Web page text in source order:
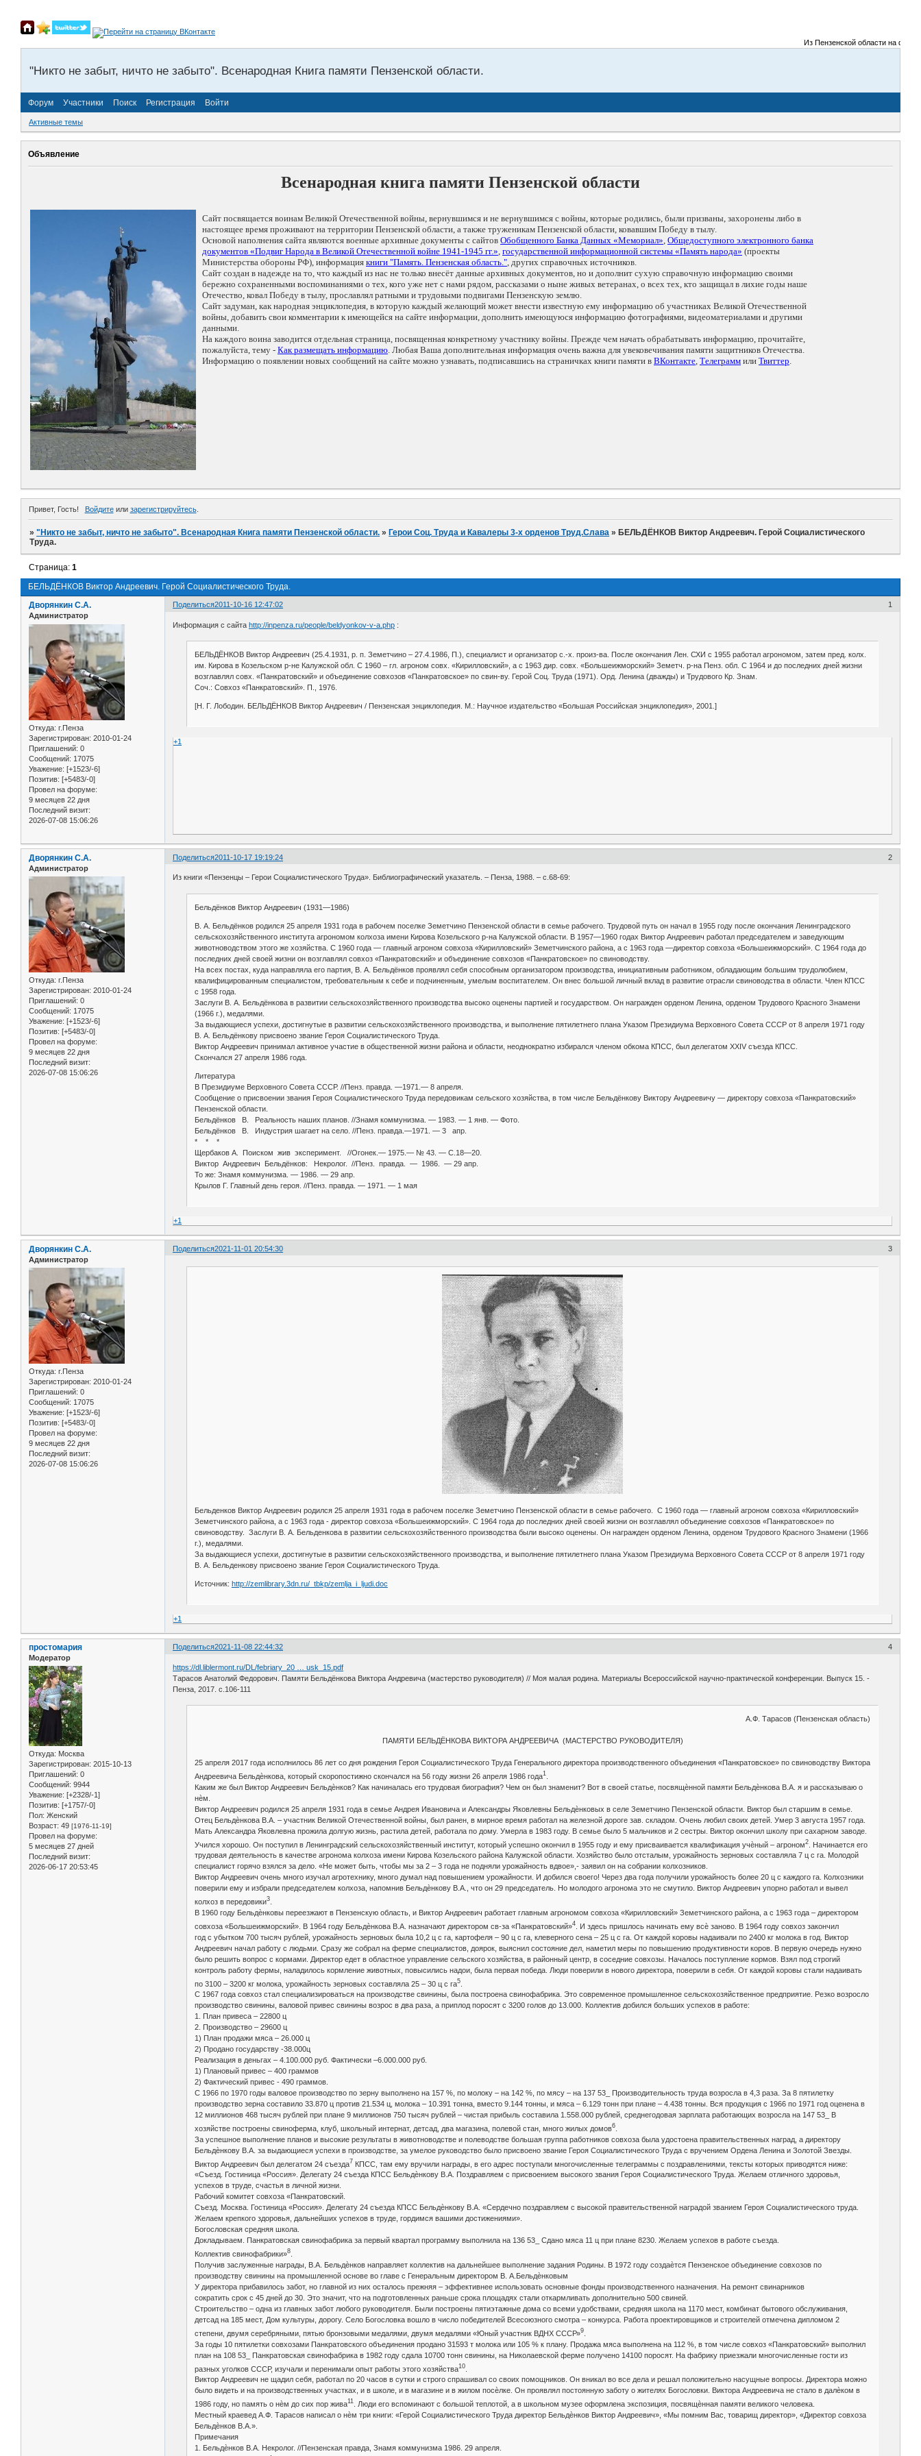
Из Пензенской области на фронты
"Никто не забыт, ничто не забыто". Всенародная Книга памяти Пензенской области.
Форум Участники Поиск Регистрация Войти
Активные темы
Объявление
Всенародная книга памяти Пензенской области
Сайт посвящается воинам Великой Отечественной войны, вернувшимся и не вернувшимся с войны, которые родились, были призваны, захоронены либо в
настоящее время проживают на территории Пензенской области, а также труженикам Пензенской области, ковавшим Победу в тылу.
Основой наполнения сайта являются военные архивные документы с сайтов Обобщенного Банка Данных «Мемориал», Общедоступного электронного банка
документов «Подвиг Народа в Великой Отечественной войне 1941-1945 гг.», государственной информационной системы «Память народа» (проекты
Министерства обороны РФ), информация книги "Память. Пензенская область.", других справочных источников.
Сайт создан в надежде на то, что каждый из нас не только внесёт данные архивных документов, но и дополнит сухую справочную информацию своими
бережно сохраненными воспоминаниями о тех, кого уже нет с нами рядом, рассказами о ныне живых ветеранах, о всех тех, кто защищал в лихие годы наше
Отечество, ковал Победу в тылу, прославлял ратными и трудовыми подвигами Пензенскую землю.
Сайт задуман, как народная энциклопедия, в которую каждый желающий может внести известную ему информацию об участниках Великой Отечественной
войны, добавить свои комментарии к имеющейся на сайте информации, дополнить имеющуюся информацию фотографиями, видеоматериалами и другими
данными.
На каждого воина заводится отдельная страница, посвященная конкретному участнику войны. Прежде чем начать обрабатывать информацию, прочитайте,
пожалуйста, тему - Как размещать информацию. Любая Ваша дополнительная информация очень важна для увековечивания памяти защитников Отечества.
Информацию о появлении новых сообщений на сайте можно узнавать, подписавшись на страничках книги памяти в ВКонтакте, Телеграмм или Твиттер.
Привет, Гость! Войдитеили зарегистрируйтесь.
»"Никто не забыт, ничто не забыто". Всенародная Книга памяти Пензенской области. » Герои Соц. Труда и Кавалеры 3-х орденов Труд.Слава » БЕЛЬДЁНКОВ Виктор Андреевич. Герой Социалистического
Труда.
БЕЛЬДЁНКОВ Виктор Андреевич. Герой Социалистического Труда.
Страница:1
Поделиться 1
2011-10-16 12:47:02
Дворянкин С.А.
Администратор
Откуда: г.Пенза
Зарегистрирован: 2010-01-24
Приглашений: 0
Сообщений: 17075
Уважение: [+1523/-6]
Позитив: [+5483/-0]
Провел на форуме:
9 месяцев 22 дня
Последний визит:
2026-07-08 15:06:26
Информация с сайтаhttp://inpenza.ru/people/beldyonkov-v-a.php :
БЕЛЬДЁНКОВ Виктор Андреевич (25.4.1931, р. п. Земетчино – 27.4.1986, П.), специалист и организатор с.-х. произ-ва. После окончания Лен. СХИ с 1955 работал агрономом, затем пред. колх.
им. Кирова в Козельском р-не Калужской обл. С 1960 – гл. агроном совх. «Кирилловский», а с 1963 дир. совх. «Большеижморский» Земетч. р-на Пенз. обл. С 1964 и до последних дней жизни
возглавлял совх. «Панкратовский» и объединение совхозов «Панкратовское» по свин-ву. Герой Соц. Труда (1971). Орд. Ленина (дважды) и Трудового Кр. Знам.
Соч.: Совхоз «Панкратовский». П., 1976.
[Н. Г. Лободин. БЕЛЬДЁНКОВ Виктор Андреевич / Пензенская энциклопедия. М.: Научное издательство «Большая Российская энциклопедия», 2001.]
+1
Поделиться 2
2011-10-17 19:19:24
Дворянкин С.А.
Администратор
Откуда: г.Пенза
Зарегистрирован: 2010-01-24
Приглашений: 0
Сообщений: 17075
Уважение: [+1523/-6]
Позитив: [+5483/-0]
Провел на форуме:
9 месяцев 22 дня
Последний визит:
2026-07-08 15:06:26
Из книги «Пензенцы – Герои Социалистического Труда». Библиографический указатель. – Пенза, 1988. – с.68-69:
Бельдёнков Виктор Андреевич (1931—1986)
В. А. Бельдёнков родился 25 апреля 1931 года в рабочем поселке Земетчино Пензенской области в семье рабочего. Трудовой путь он начал в 1955 году после окончания Ленинградского
сельскохозяйственного института агрономом колхоза имени Кирова Козельского р-на Калужской области. В 1957—1960 годах Виктор Андреевич работал председателем и заведующим
животноводством этого же хозяйства. С 1960 года — главный агроном совхоза «Кирилловский» Земетчинского района, а с 1963 года —директор совхоза «Большеижморский». С 1964 года до
последних дней своей жизни он возглавлял совхоз «Панкратовский» и объединение совхозов «Панкратовское» по свиноводству.
На всех постах, куда направляла его партия, В. А. Бельдёнков проявлял себя способным организатором производства, инициативным работником, обладающим большим трудолюбием,
квалифицированным специалистом, требовательным к себе и подчиненным, умелым воспитателем. Он внес большой личный вклад в развитие отрасли свиноводства в области. Член КПСС
с 1958 года.
Заслуги В. А. Бельдёнкова в развитии сельскохозяйственного производства высоко оценены партией и государством. Он награжден орденом Ленина, орденом Трудового Красного Знамени
(1966 г.), медалями.
За выдающиеся успехи, достигнутые в развитии сельскохозяйственного производства, и выполнение пятилетнего плана Указом Президиума Верховного Совета СССР от 8 апреля 1971 году
В. А. Бельдёнкову присвоено звание Героя Социалистического Труда.
Виктор Андреевич принимал активное участие в общественной жизни района и области, неоднократно избирался членом обкома КПСС, был делегатом XXIV съезда КПСС.
Скончался 27 апреля 1986 года.
Литература
В Президиуме Верховного Совета СССР. //Пенз. правда. —1971.— 8 апреля.
Сообщение о присвоении звания Героя Социалистического Труда передовикам сельского хозяйства, в том числе Бельдёнкову Виктору Андреевичу — директору совхоза «Панкратовский»
Пензенской области.
Бельдёнков В. Реальность наших планов. //Знамя коммунизма. — 1983. — 1 янв. — Фото.
Бельдёнков В. Индустрия шагает на село. //Пенз. правда.—1971. — 3 апр.
* * *
Щербаков А. Поиском жив эксперимент. //Огонек.— 1975.— № 43. — С.18—20.
Виктор Андреевич Бельдёнков: Некролог. //Пенз. правда. — 1986. — 29 апр.
То же: Знамя коммунизма. — 1986. — 29 апр.
Крылов Г. Главный день героя. //Пенз. правда. — 1971. — 1 мая
+1
Поделиться 3
2021-11-01 20:54:30
Дворянкин С.А.
Администратор
Откуда: г.Пенза
Зарегистрирован: 2010-01-24
Приглашений: 0
Сообщений: 17075
Уважение: [+1523/-6]
Позитив: [+5483/-0]
Провел на форуме:
9 месяцев 22 дня
Последний визит:
2026-07-08 15:06:26
Бельденков Виктор Андреевич родился 25 апреля 1931 года в рабочем поселке Земетчино Пензенской области в семье рабочего. С 1960 года — главный агроном совхоза «Кирилловский»
Земетчинского района, а с 1963 года - директор совхоза «Большеижморский». С 1964 года до последних дней своей жизни он возглавлял объединение совхозов «Панкратовское» по
свиноводству. Заслуги В. А. Бельденкова в развитии сельскохозяйственного производства были высоко оценены. Он награжден орденом Ленина, орденом Трудового Красного Знамени (1966
г.), медалями.
За выдающиеся успехи, достигнутые в развитии сельскохозяйственного производства, и выполнение пятилетнего плана Указом Президиума Верховного Совета СССР от 8 апреля 1971 году
В. А. Бельденкову присвоено звание Героя Социалистического Труда.
Источник: http://zemlibrary.3dn.ru/_tbkp/zemlja_i_ljudi.doc
+1
Поделиться 4
2021-11-08 22:44:32
простомария
Модератор
Откуда: Москва
Зарегистрирован: 2015-10-13
Приглашений: 0
Сообщений: 9944
Уважение: [+2328/-1]
Позитив: [+1757/-0]
Пол: Женский
Возраст: 49 [1976-11-19]
Провел на форуме:
5 месяцев 27 дней
Последний визит:
2026-06-17 20:53:45
https://dl.liblermont.ru/DL/febriary_20 … usk_15.pdf
Тарасов Анатолий Федорович. Памяти Бельдёнкова Виктора Андревича (мастерство руководителя) // Моя малая родина. Материалы Всероссийской научно-практической конференции. Выпуск 15. -
Пенза, 2017. с.106-111
А.Ф. Тарасов (Пензенская область)
ПАМЯТИ БЕЛЬДЁНКОВА ВИКТОРА АНДРЕЕВИЧА (МАСТЕРСТВО РУКОВОДИТЕЛЯ)
25 апреля 2017 года исполнилось 86 лет со дня рождения Героя Социалистического Труда Генерального директора производственного объединения «Панкратовское» по свиноводству Виктора
Андреевича Бельдѐнкова, который скоропостижно скончался на 56 году жизни 26 апреля 1986 года1.
Каким же был Виктор Андреевич Бельдѐнков? Как начиналась его трудовая биография? Чем он был знаменит? Вот в своей статье, посвящѐнной памяти Бельдѐнкова В.А. я и рассказываю о
нѐм.
Виктор Андреевич родился 25 апреля 1931 года в семье Андрея Ивановича и Александры Яковлевны Бельдѐнковых в селе Земетчино Пензенской области. Виктор был старшим в семье.
Отец Бельдѐнкова В.А. – участник Великой Отечественной войны, был ранен, в мирное время работал на железной дороге зав. складом. Очень любил своих детей. Умер 3 августа 1957 года.
Мать Александра Яковлевна прожила долгую жизнь, растила детей, работала по дому. Умерла в 1983 году. В семье было 5 мальчиков и 2 сестры. Виктор окончил школу при сахарном заводе.
Учился хорошо. Он поступил в Ленинградский сельскохозяйственный институт, который успешно окончил в 1955 году и ему присваивается квалификация учѐный – агроном2. Начинается его
трудовая деятельность в качестве агронома колхоза имени Кирова Козельского района Калужской области. Хозяйство было отсталым, урожайность зерновых составляла 7 ц с га. Молодой
специалист горячо взялся за дело. «Не может быть, чтобы мы за 2 – 3 года не подняли урожайность вдвое»,- заявил он на собрании колхозников.
Виктор Андреевич очень много изучал агротехнику, много думал над повышением урожайности. И добился своего! Через два года получили урожайность более 20 ц с каждого га. Колхозники
поверили ему и избрали председателем колхоза, напомнив Бельдѐнкову В.А., что он 29 председатель. Но молодого агронома это не смутило. Виктор Андреевич упорно работал и вывел
колхоз в передовики3.
В 1960 году Бельдѐнковы переезжают в Пензенскую область, и Виктор Андреевич работает главным агрономом совхоза «Кирилловский» Земетчинского района, а с 1963 года – директором
совхоза «Большеижморский». В 1964 году Бельдѐнкова В.А. назначают директором св-за «Панкратовский»4. И здесь пришлось начинать ему всѐ заново. В 1964 году совхоз закончил
год с убытком 700 тысяч рублей, урожайность зерновых была 10,2 ц с га, картофеля – 90 ц с га, клеверного сена – 25 ц с га. От каждой коровы надаивали по 2400 кг молока в год. Виктор
Андреевич начал работу с людьми. Сразу же собрал на ферме специалистов, доярок, выяснил состояние дел, наметил меры по повышению продуктивности коров. В первую очередь нужно
было решить вопрос с кормами. Директор едет в областное управление сельского хозяйства, в районный центр, в соседние совхозы. Началось поступление кормов. Взял под строгий
контроль работу фермы, наладилось кормление животных, повысились надои, была первая победа. Люди поверили в нового директора, поверили в себя. От каждой коровы стали надаивать
по 3100 – 3200 кг молока, урожайность зерновых составляла 25 – 30 ц с га5.
С 1967 года совхоз стал специализироваться на производстве свинины, была построена свинофабрика. Это современное промышленное сельскохозяйственное предприятие. Резко возросло
производство свинины, валовой привес свинины возрос в два раза, а приплод поросят с 3200 голов до 13.000. Коллектив добился больших успехов в работе:
1. План привеса – 22800 ц
2. Производство – 29600 ц
1) План продажи мяса – 26.000 ц
2) Продано государству -38.000ц
Реализация в деньгах – 4.100.000 руб. Фактически –6.000.000 руб.
1) Плановый привес – 400 граммов
2) Фактический привес - 490 граммов.
С 1966 по 1970 годы валовое производство по зерну выполнено на 157 %, по молоку – на 142 %, по мясу – на 137 53_ Производительность труда возросла в 4,3 раза. За 8 пятилетку
производство зерна составило 33.870 ц против 21.534 ц, молока – 10.391 тонна, вместо 9.144 тонны, и мяса – 6.129 тонн при плане – 4.438 тонны. Вся продукция с 1966 по 1971 год оценена в
12 миллионов 468 тысяч рублей при плане 9 миллионов 750 тысяч рублей – чистая прибыль составила 1.558.000 рублей, среднегодовая зарплата работающих возросла на 147 53_ В
хозяйстве построены свиноферма, клуб, школьный интернат, детсад, два магазина, полевой стан, много жилых домов6.
За успешное выполнение планов и высокие результаты в животноводстве и полеводстве большая группа работников совхоза была удостоена правительственных наград, а директору
Бельдѐнкову В.А. за выдающиеся успехи в производстве, за умелое руководство было присвоено звание Героя Социалистического Труда с вручением Ордена Ленина и Золотой Звезды.
Виктор Андреевич был делегатом 24 съезда7 КПСС, там ему вручили награды, в его адрес поступали многочисленные телеграммы с поздравлениями, тексты которых приводятся ниже:
«Съезд. Гостиница «Россия». Делегату 24 съезда КПСС Бельдѐнкову В.А. Поздравляем с присвоением высокого звания Героя Социалистического Труда. Желаем отличного здоровья,
успехов в труде, счастья в личной жизни.
Рабочий комитет совхоза «Панкратовский.
Съезд. Москва. Гостиница «Россия». Делегату 24 съезда КПСС Бельдѐнкову В.А. «Сердечно поздравляем с высокой правительственной наградой званием Героя Социалистического труда.
Желаем крепкого здоровья, дальнейших успехов в труде, гордимся вашими достижениями».
Богословская средняя школа.
Докладываем. Панкратовская свинофабрика за первый квартал программу выполнила на 136 53_ Сдано мяса 11 ц при плане 8230. Желаем успехов в работе съезда.
Коллектив свинофабрики»8.
Получив заслуженные награды, В.А. Бельдѐнков направляет коллектив на дальнейшее выполнение задания Родины. В 1972 году создаѐтся Пензенское объединение совхозов по
производству свинины на промышленной основе во главе с Генеральным директором В. А.Бельдѐнковым
У директора прибавилось забот, но главной из них осталось прежняя – эффективнее использовать основные фонды производственного назначения. На ремонт свинарников
сократить срок с 45 дней до 30. Это значит, что на подготовленных раньше срока площадях стали откармливать дополнительно 500 свиней.
Строительство – одна из главных забот любого руководителя. Были построены пятиэтажные дома со всеми удобствами, средняя школа на 1170 мест, комбинат бытового обслуживания,
детсад на 185 мест, Дом культуры, дорогу. Село Богословка вошло в число победителей Всесоюзного смотра – конкурса. Работа проектировщиков и строителей отмечена дипломом 2
степени, двумя серебряными, пятью бронзовыми медалями, двумя медалями «Юный участник ВДНХ СССР»9.
За годы 10 пятилетки совхозами Панкратовского объединения продано 31593 т молока или 105 % к плану. Продажа мяса выполнена на 112 %, в том числе совхоз «Панкратовский» выполнил
план на 108 53_ Панкратовская свинофабрика в 1982 году сдала 10700 тонн свинины, на Николаевской ферме получено 14100 поросят. На фабрику приезжали многочисленные гости из
разных уголков СССР, изучали и перенимали опыт работы этого хозяйства10.
Виктор Андреевич не щадил себя, работал по 20 часов в сутки и строго спрашивал со своих помощников. Он вникал во все дела и решал положительно насущные вопросы. Директора можно
было видеть и на производственных участках, и в школе, и в магазине и в жилом посѐлке. Он проявлял постоянную заботу о жителях Богословки. Виктора Андреевича не стало в далѐком в
1986 году, но память о нѐм до сих пор жива11. Люди его вспоминают с большой теплотой, а в школьном музее оформлена экспозиция, посвящѐнная памяти великого человека.
Местный краевед А.Ф. Тарасов написал о нѐм три книги: «Герой Социалистического Труда директор Бельдѐнков Виктор Андреевич», «Мы помним Вас, товарищ директор», «Директор совхоза
Бельдѐнков В.А.».
Примечания
1. Бельдѐнков В.А. Некролог. //Пензенская правда, Знамя коммунизма 1986. 29 апреля.